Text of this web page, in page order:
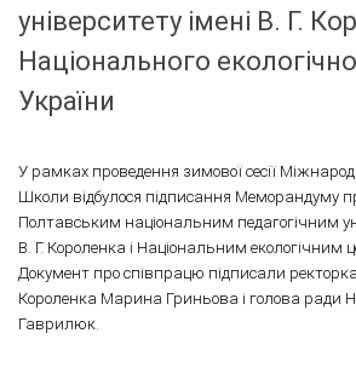
університету імені В. Г.
Національного
України
У рамках проведення зимової сесії
Школи відбулося підписання Меморандуму
Полтавським національним педагогічним
В. Г. Короленка і Національним екологічним
Документ про співпрацю підписали
Короленка Марина Гриньова і голова ради
Гаврилюк.